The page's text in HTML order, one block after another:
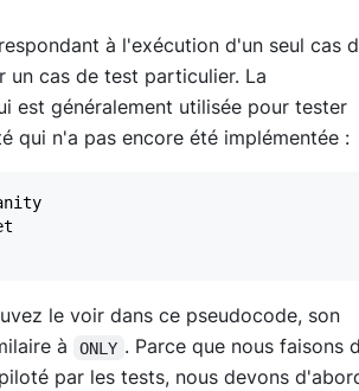
à l'exécution d'un seul cas
un cas de test particulier. La
est généralement utilisée pour tester
qui n'a pas encore été implémentée :
le voir dans ce pseudocode, son
à
ONLY . Parce que nous faisons
par les tests, nous devons